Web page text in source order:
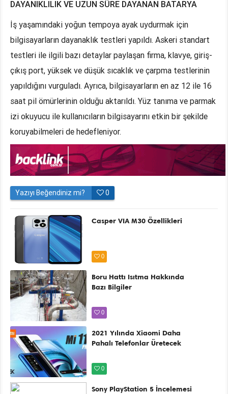
DAYANIKLILIK VE UZUN SÜRE DAYANAN BATARYA
İş yaşamındaki yoğun tempoya ayak uydurmak için
bilgisayarların dayanaklık testleri yapıldı. Askeri standart
testleri ile ilgili bazı detaylar paylaşan firma, klavye, giriş-
çıkış port, yüksek ve düşük sıcaklık ve çarpma testlerinin
yapıldığını vurguladı. Ayrıca, bilgisayarların en az 12 ile 16
saat pil ömürlerinin olduğu aktarıldı. Yüz tanıma ve parmak
izi okuyucu ile kullanıcıların bilgisayarını etkin bir şekilde
koruyabilmeleri de hedefleniyor.
Yazıyı Beğendiniz mi? 0
Casper VIA M30 Özellikleri
0
Boru Hattı Isıtma Hakkında
Bazı Bilgiler
0
2021 Yılında Xiaomi Daha
Pahalı Telefonlar Üretecek
0
Sony PlayStation 5 İncelemesi